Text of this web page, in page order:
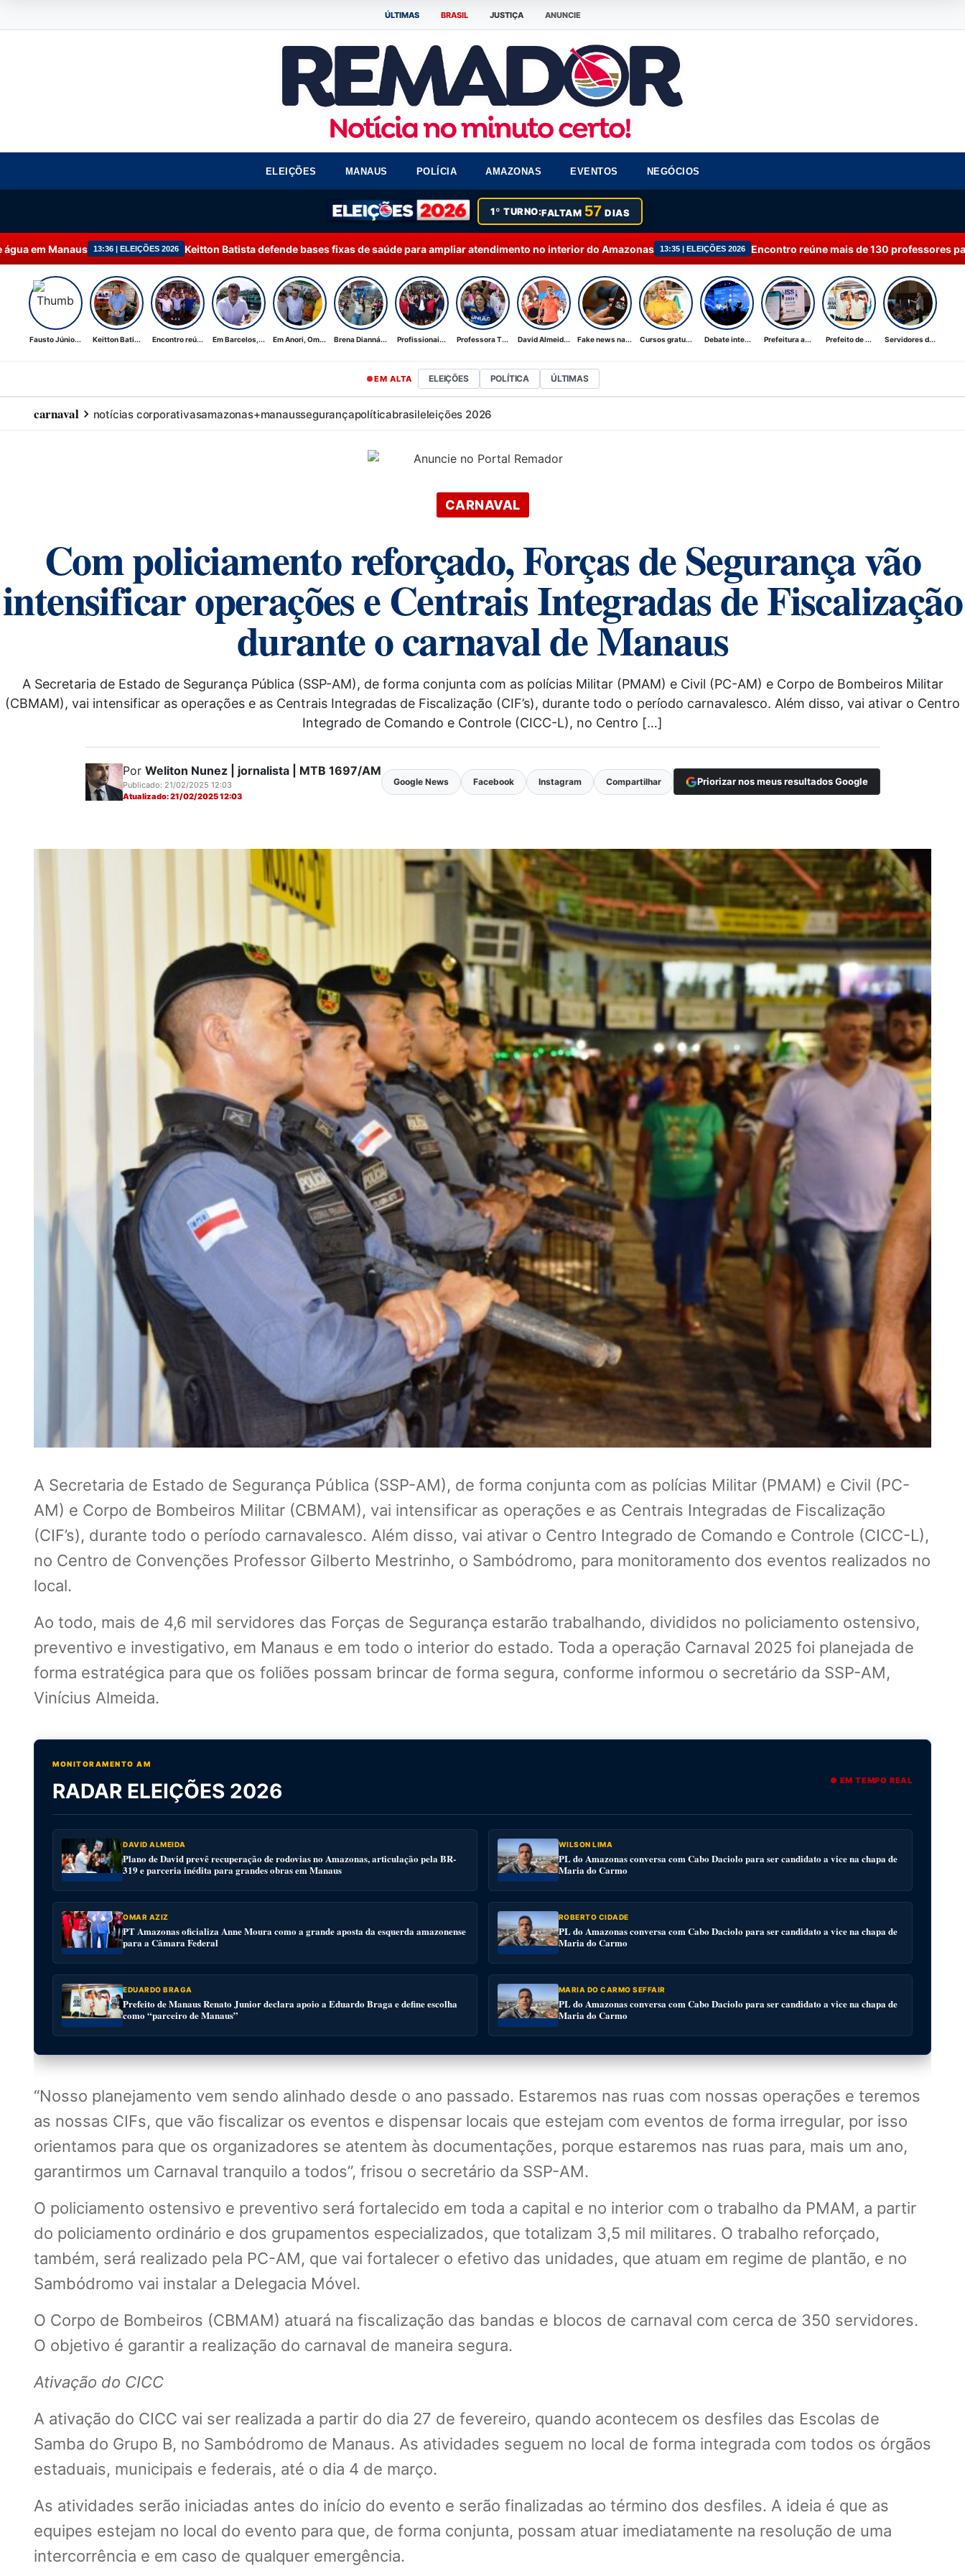
ÚLTIMAS BRASIL JUSTIÇA ANUNCIE
ELEIÇÕES MANAUS POLÍCIA AMAZONAS EVENTOS NEGÓCIOS
1º TURNO:FALTAM 57 DIAS
| ELEIÇÕES 2026 Keitton Batista defende bases fixas de saúde para ampliar atendimento no interior do Amazonas 13:35 | ELEIÇÕES 2026 Encontro reúne mais de 130 professores para debater educação
Fausto Júnio... Keitton Bati... Encontro reú... Em Barcelos,... Em Anori, Om... Brena Dianná... Profissionai... Professora T... David Almeid... Fake news na... Cursos gratu... Debate inte... Prefeitura a... Prefeito de ... Servidores d...
EM ALTA ELEIÇÕES POLÍTICA ÚLTIMAS
carnaval notícias corporativasamazonas+manaussegurançapolíticabrasileleições 2026
CARNAVAL
Com policiamento reforçado, Forças de Segurança vão
intensificar operações e Centrais Integradas de Fiscalização
durante o carnaval de Manaus
A Secretaria de Estado de Segurança Pública (SSP-AM), de forma conjunta com as polícias Militar (PMAM) e Civil (PC-AM) e Corpo de Bombeiros Militar
(CBMAM), vai intensificar as operações e as Centrais Integradas de Fiscalização (CIF’s), durante todo o período carnavalesco. Além disso, vai ativar o Centro
Integrado de Comando e Controle (CICC-L), no Centro […]
Por Weliton Nunez | jornalista | MTB 1697/AM
Publicado: 21/02/2025 12:03
Atualizado: 21/02/2025 12:03
Google News Facebook Instagram Compartilhar Priorizar nos meus resultados Google
A Secretaria de Estado de Segurança Pública (SSP-AM), de forma conjunta com as polícias Militar (PMAM) e Civil (PC-
AM) e Corpo de Bombeiros Militar (CBMAM), vai intensificar as operações e as Centrais Integradas de Fiscalização
(CIF’s), durante todo o período carnavalesco. Além disso, vai ativar o Centro Integrado de Comando e Controle (CICC-L),
no Centro de Convenções Professor Gilberto Mestrinho, o Sambódromo, para monitoramento dos eventos realizados no
local.
Ao todo, mais de 4,6 mil servidores das Forças de Segurança estarão trabalhando, divididos no policiamento ostensivo,
preventivo e investigativo, em Manaus e em todo o interior do estado. Toda a operação Carnaval 2025 foi planejada de
forma estratégica para que os foliões possam brincar de forma segura, conforme informou o secretário da SSP-AM,
Vinícius Almeida.
MONITORAMENTO AM
RADAR ELEIÇÕES 2026 ● EM TEMPO REAL
DAVID ALMEIDA
Plano de David prevê recuperação de rodovias no Amazonas, articulação pela BR-
319 e parceria inédita para grandes obras em Manaus
WILSON LIMA
PL do Amazonas conversa com Cabo Daciolo para ser candidato a vice na chapa de
Maria do Carmo
OMAR AZIZ
PT Amazonas oficializa Anne Moura como a grande aposta da esquerda amazonense
para a Câmara Federal
ROBERTO CIDADE
PL do Amazonas conversa com Cabo Daciolo para ser candidato a vice na chapa de
Maria do Carmo
EDUARDO BRAGA
Prefeito de Manaus Renato Junior declara apoio a Eduardo Braga e define escolha
como “parceiro de Manaus”
MARIA DO CARMO SEFFAIR
PL do Amazonas conversa com Cabo Daciolo para ser candidato a vice na chapa de
Maria do Carmo
“Nosso planejamento vem sendo alinhado desde o ano passado. Estaremos nas ruas com nossas operações e teremos
as nossas CIFs, que vão fiscalizar os eventos e dispensar locais que estejam com eventos de forma irregular, por isso
orientamos para que os organizadores se atentem às documentações, porque estaremos nas ruas para, mais um ano,
garantirmos um Carnaval tranquilo a todos”, frisou o secretário da SSP-AM.
O policiamento ostensivo e preventivo será fortalecido em toda a capital e no interior com o trabalho da PMAM, a partir
do policiamento ordinário e dos grupamentos especializados, que totalizam 3,5 mil militares. O trabalho reforçado,
também, será realizado pela PC-AM, que vai fortalecer o efetivo das unidades, que atuam em regime de plantão, e no
Sambódromo vai instalar a Delegacia Móvel.
O Corpo de Bombeiros (CBMAM) atuará na fiscalização das bandas e blocos de carnaval com cerca de 350 servidores.
O objetivo é garantir a realização do carnaval de maneira segura.
Ativação do CICC
A ativação do CICC vai ser realizada a partir do dia 27 de fevereiro, quando acontecem os desfiles das Escolas de
Samba do Grupo B, no Sambódromo de Manaus. As atividades seguem no local de forma integrada com todos os órgãos
estaduais, municipais e federais, até o dia 4 de março.
As atividades serão iniciadas antes do início do evento e serão finalizadas ao término dos desfiles. A ideia é que as
equipes estejam no local do evento para que, de forma conjunta, possam atuar imediatamente na resolução de uma
intercorrência e em caso de qualquer emergência.